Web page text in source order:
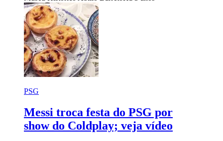
PSG
Messi troca festa do PSG por
show do Coldplay; veja vídeo